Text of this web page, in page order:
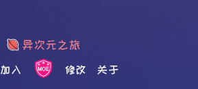
加入 修改 关于